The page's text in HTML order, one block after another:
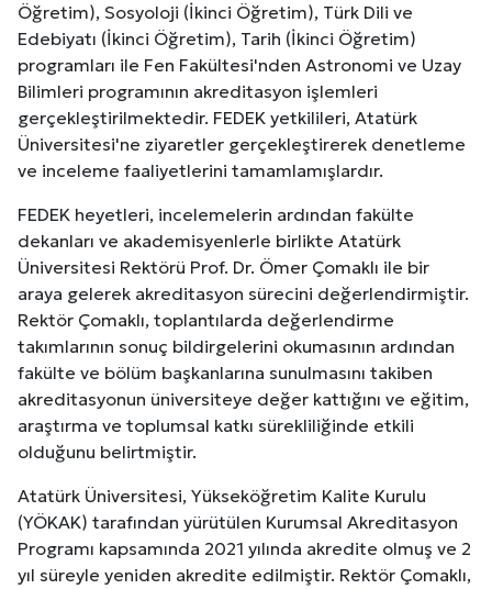
Öğretim), Sosyoloji (İkinci Öğretim), Türk Dili ve
Edebiyatı (İkinci Öğretim), Tarih (İkinci Öğretim)
programları ile Fen Fakültesi'nden Astronomi ve Uzay
Bilimleri programının akreditasyon işlemleri
gerçekleştirilmektedir. FEDEK yetkilileri, Atatürk
Üniversitesi'ne ziyaretler gerçekleştirerek denetleme
ve inceleme faaliyetlerini tamamlamışlardır.
FEDEK heyetleri, incelemelerin ardından fakülte
dekanları ve akademisyenlerle birlikte Atatürk
Üniversitesi Rektörü Prof. Dr. Ömer Çomaklı ile bir
araya gelerek akreditasyon sürecini değerlendirmiştir.
Rektör Çomaklı, toplantılarda değerlendirme
takımlarının sonuç bildirgelerini okumasının ardından
fakülte ve bölüm başkanlarına sunulmasını takiben
akreditasyonun üniversiteye değer kattığını ve eğitim,
araştırma ve toplumsal katkı sürekliliğinde etkili
olduğunu belirtmiştir.
Atatürk Üniversitesi, Yükseköğretim Kalite Kurulu
(YÖKAK) tarafından yürütülen Kurumsal Akreditasyon
Programı kapsamında 2021 yılında akredite olmuş ve 2
yıl süreyle yeniden akredite edilmiştir. Rektör Çomaklı,